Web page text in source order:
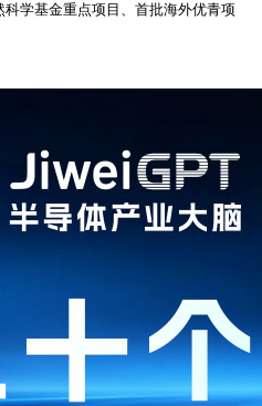
学基金重点项目、首批海外优青项